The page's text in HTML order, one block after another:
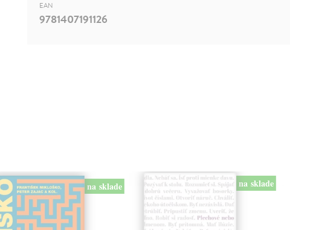
EAN
9781407191126
na sklade na sklade